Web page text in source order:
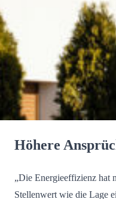
Höhere
„Die Energieeffizienz hat
Stellenwert wie die Lage